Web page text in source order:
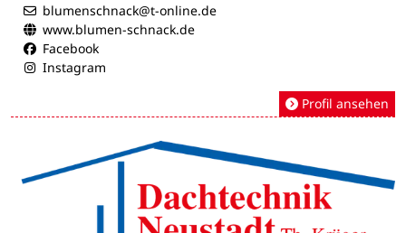
blumenschnack@t-online.de
www.blumen-schnack.de
Facebook
Instagram
Profil ansehen